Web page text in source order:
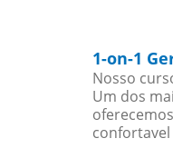
1-on-1
Nosso
Um dos